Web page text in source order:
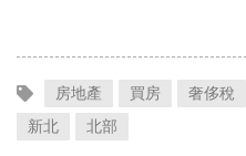
房地產 買房 奢侈稅
新北
北部